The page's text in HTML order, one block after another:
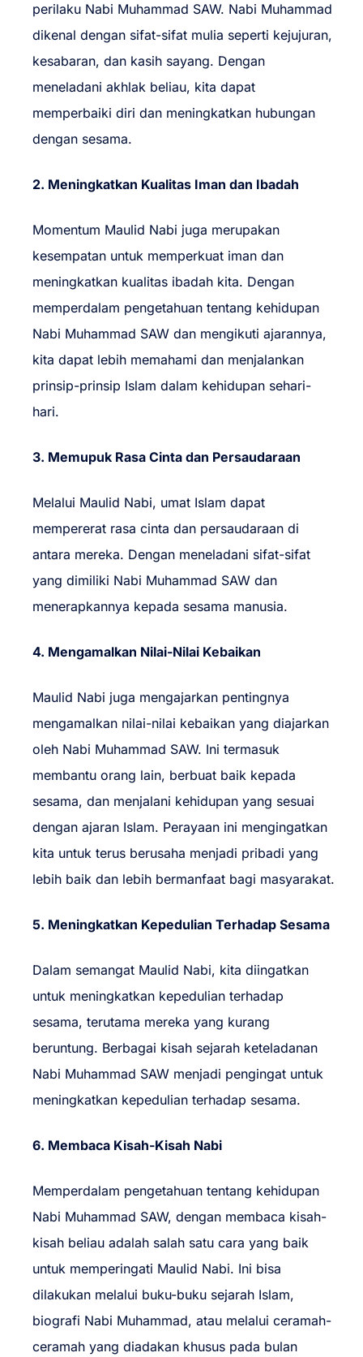
perilaku Nabi Muhammad SAW. Nabi Muhammad
dikenal dengan sifat-sifat mulia seperti kejujuran,
kesabaran, dan kasih sayang. Dengan
meneladani akhlak beliau, kita dapat
memperbaiki diri dan meningkatkan hubungan
dengan sesama.
2. Meningkatkan Kualitas Iman dan Ibadah
Momentum Maulid Nabi juga merupakan
kesempatan untuk memperkuat iman dan
meningkatkan kualitas ibadah kita. Dengan
memperdalam pengetahuan tentang kehidupan
Nabi Muhammad SAW dan mengikuti ajarannya,
kita dapat lebih memahami dan menjalankan
prinsip-prinsip Islam dalam kehidupan sehari-
hari.
3. Memupuk Rasa Cinta dan Persaudaraan
Melalui Maulid Nabi, umat Islam dapat
mempererat rasa cinta dan persaudaraan di
antara mereka. Dengan meneladani sifat-sifat
yang dimiliki Nabi Muhammad SAW dan
menerapkannya kepada sesama manusia.
4. Mengamalkan Nilai-Nilai Kebaikan
Maulid Nabi juga mengajarkan pentingnya
mengamalkan nilai-nilai kebaikan yang diajarkan
oleh Nabi Muhammad SAW. Ini termasuk
membantu orang lain, berbuat baik kepada
sesama, dan menjalani kehidupan yang sesuai
dengan ajaran Islam. Perayaan ini mengingatkan
kita untuk terus berusaha menjadi pribadi yang
lebih baik dan lebih bermanfaat bagi masyarakat.
5. Meningkatkan Kepedulian Terhadap Sesama
Dalam semangat Maulid Nabi, kita diingatkan
untuk meningkatkan kepedulian terhadap
sesama, terutama mereka yang kurang
beruntung. Berbagai kisah sejarah keteladanan
Nabi Muhammad SAW menjadi pengingat untuk
meningkatkan kepedulian terhadap sesama.
6. Membaca Kisah-Kisah Nabi
Memperdalam pengetahuan tentang kehidupan
Nabi Muhammad SAW, dengan membaca kisah-
kisah beliau adalah salah satu cara yang baik
untuk memperingati Maulid Nabi. Ini bisa
dilakukan melalui buku-buku sejarah Islam,
biografi Nabi Muhammad, atau melalui ceramah-
ceramah yang diadakan khusus pada bulan